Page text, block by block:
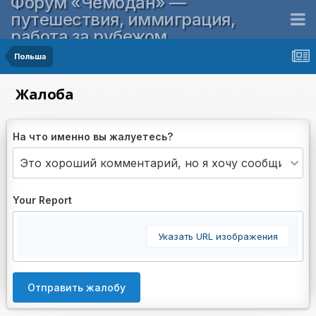
путешествия, иммиграция,
работа за рубежом
Польша
Жалоба
На что именно вы жалуетесь?
Your Report
Указать URL изображения
Отправить жалобу